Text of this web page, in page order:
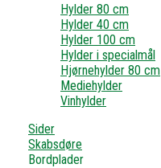
Hylder 80 cm
Hylder 40 cm
Hylder 100 cm
Hylder i specialmål
Hjørnehylder 80 cm
Mediehylder
Vinhylder
Sider
Skabsdøre
Bordplader